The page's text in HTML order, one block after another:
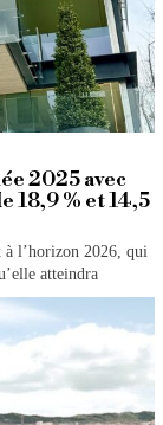
2025 avec
18,9 % et 14,5
à l’horizon 2026, qui
atteindra